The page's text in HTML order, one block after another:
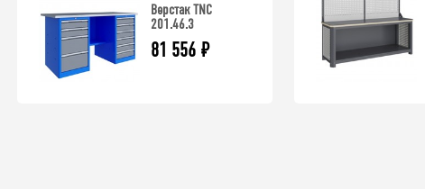
Верстак TNC
201.46.3
81 556 ₽